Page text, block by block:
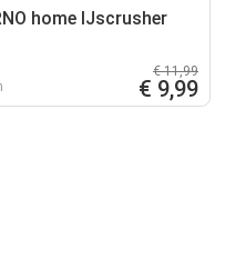
home IJscrusher
€ 11,99
€ 9,99